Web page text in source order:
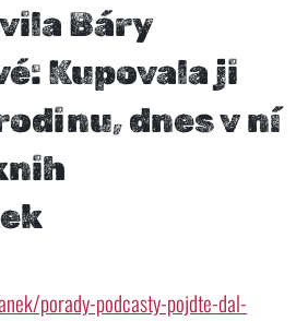
Báry
Kupovala ji
dnes v ní
porady-podcasty-pojdte-dal-